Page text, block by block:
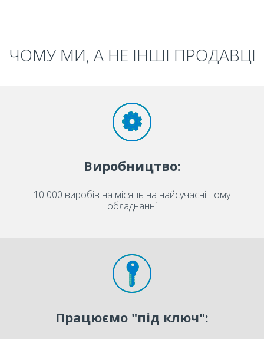
ЧОМУ МИ, А НЕ ІНШІ ПРОДАВЦІ
Виробництво:
10 000 виробів на місяць на найсучаснішому
обладнанні
Працюємо "під ключ":